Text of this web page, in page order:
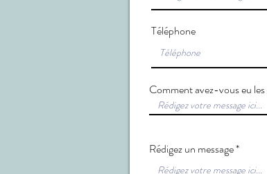
Téléphone
Comment avez-vous eu
Rédigez un message